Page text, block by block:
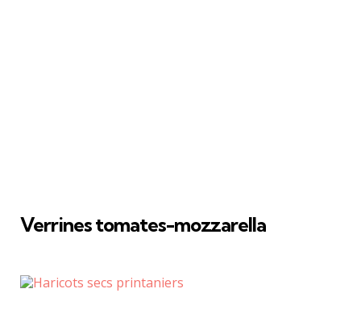
Verrines tomates-mozzarella